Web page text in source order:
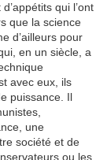
qui l’ont
que la science
d’ailleurs pour
en un siècle, a
avec eux, ils
puissance. Il
une
société et de
ou les